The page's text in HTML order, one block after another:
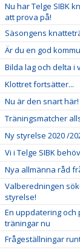
Nu har Telge SIBK
att prova på!
Säsongens
Är du en god
Bilda lag och delta i
Klottret fortsätter...
Nu är den snart här!
Träningsmatcher
Ny styrelse 2020 /
Vi i Telge SIBK
Nya allmänna råd
Valberedningen
styrelse!
En uppdatering
träningar nu
Frågeställningar